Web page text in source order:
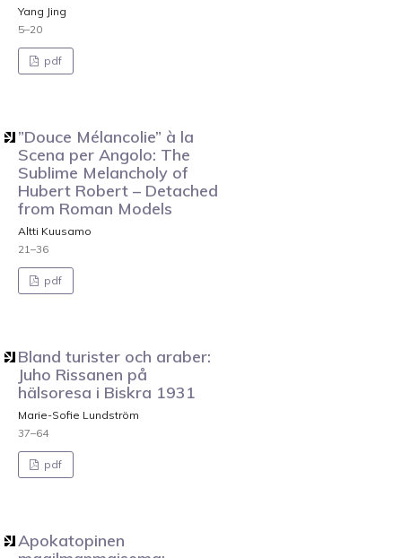
Yang Jing
5–20
pdf
”Douce Mélancolie” à la
Scena per Angolo: The
Sublime Melancholy of
Hubert Robert – Detached
from Roman Models
Altti Kuusamo
21–36
pdf
Bland turister och araber:
Juho Rissanen på
hälsoresa i Biskra 1931
Marie-Sofie Lundström
37–64
pdf
Apokatopinen